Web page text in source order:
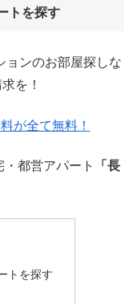
トを探す
ョンのお部屋探しな
を！
が全て無料！
都営アパート
「長
トを探す